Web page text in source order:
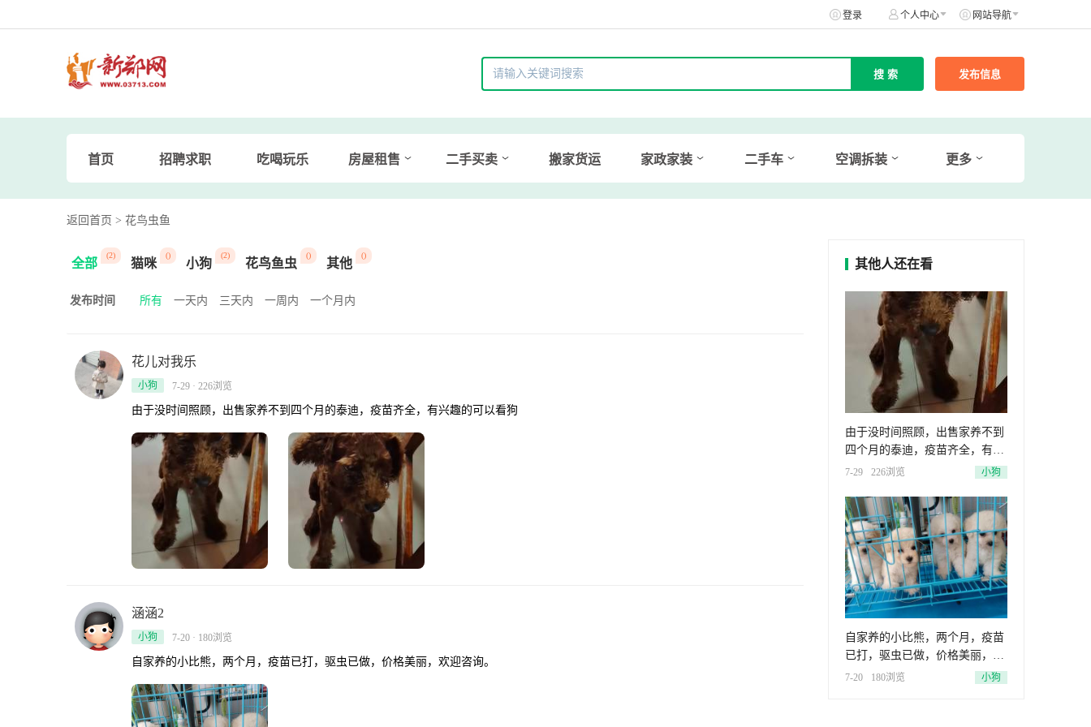
登录 个人中心 网站导航
发布信息
首页 招聘求职 吃喝玩乐 房屋租售 二手买卖 搬家货运 家政家装 二手车 空调拆装 更多
返回首页 > 花鸟虫鱼
全部
(2)
猫咪
()
小狗
(2)
花鸟鱼虫
()
其他
()
发布时间 所有 一天内 三天内 一周内 一个月内
花儿对我乐
小狗 7-29 · 226浏览
由于没时间照顾，出售家养不到四个月的泰迪，疫苗齐全，有兴趣的可以看狗
涵涵2
小狗 7-20 · 180浏览
自家养的小比熊，两个月，疫苗已打，驱虫已做，价格美丽，欢迎咨询。
其他人还在看
由于没时间照顾，出售家养不到
四个月的泰迪，疫苗齐全，有兴
趣的
7-29 226浏览 小狗
自家养的小比熊，两个月，疫苗
已打，驱虫已做，价格美丽，欢
迎咨
7-20 180浏览 小狗